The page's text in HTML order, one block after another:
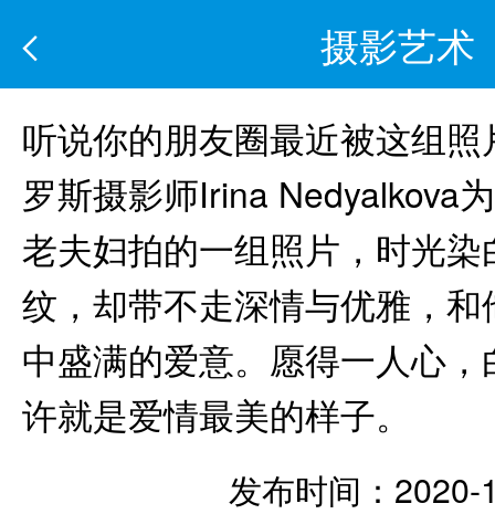
摄影艺术
听说你的朋友圈最近被这组
罗斯摄影师Irina Nedyalkova
老夫妇拍的一组照片，时光
纹，却带不走深情与优雅，
中盛满的爱意。愿得一人心
许就是爱情最美的样子。 ​
发布时间：2020-